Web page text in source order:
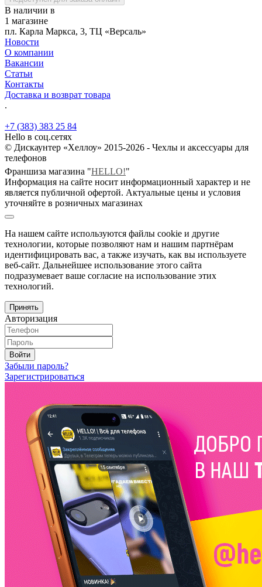
В наличии в
1 магазине
пл. Карла Маркса, 3, ТЦ «Версаль»
Новости
О компании
Вакансии
Статьи
Контакты
Доставка и возврат товара
.
+7 (383) 383 25 84
Hello в соц.сетях
© Дискаунтер «Хеллоу» 2015-2026 - Чехлы и аксессуары для
телефонов
Франшиза магазина "HELLO!"
Информация на сайте носит информационный характер и не
является публичной офертой. Актуальные цены и условия
уточняйте в розничных магазинах
На нашем сайте используются файлы cookie и другие
технологии, которые позволяют нам и нашим партнёрам
идентифицировать вас, а также изучать, как вы используете
веб-сайт. Дальнейшее использование этого сайта
подразумевает ваше согласие на использование этих
технологий.
Принять
Авторизация
Войти
Забыли пароль?
Зарегистрироваться